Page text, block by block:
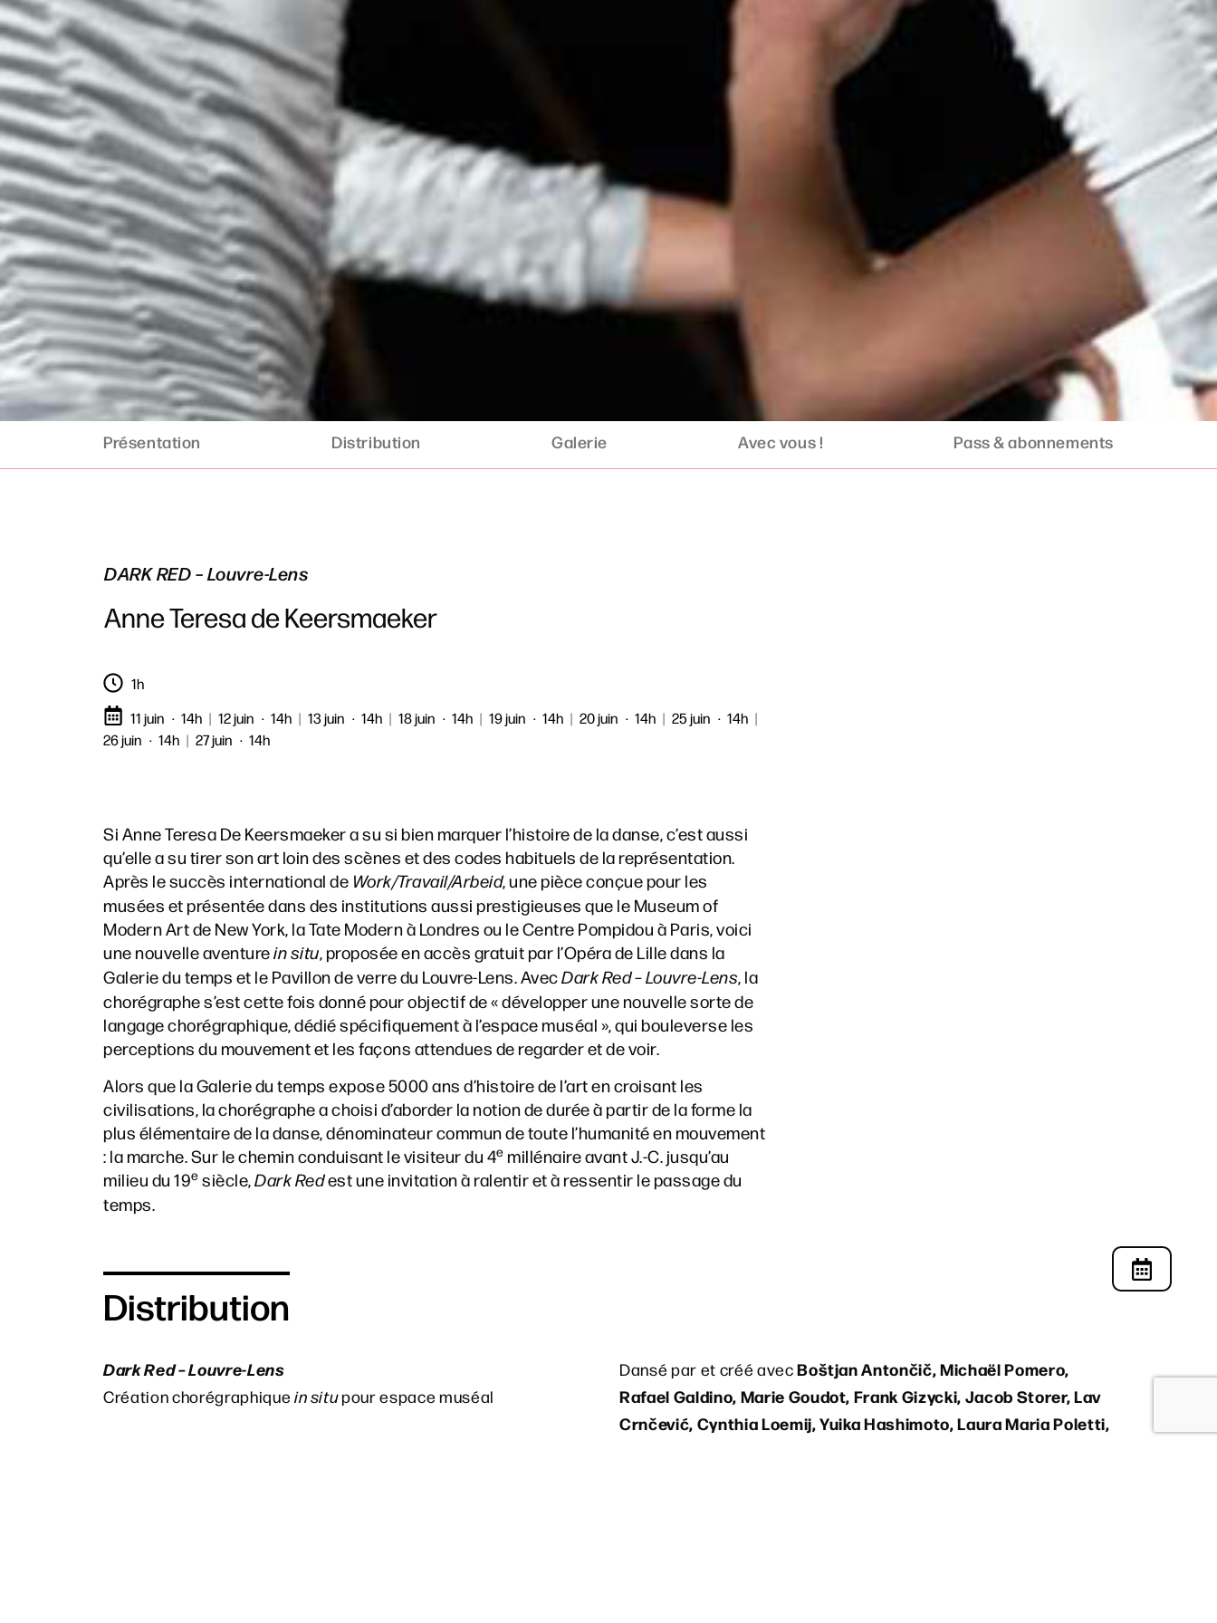
Présentation Distribution Galerie Avec vous ! Pass & abonnements
DARK RED – Louvre-Lens
Anne Teresa de Keersmaeker
1h
11 juin
14h | 12 juin 14h | 13 juin 14h | 18 juin 14h | 19 juin 14h | 20 juin 14h | 25 juin 14h |
26 juin
14h | 27 juin 14h
Si Anne Teresa De Keersmaeker a su si bien marquer l’histoire de la danse, c’est aussi
qu’elle a su tirer son art loin des scènes et des codes habituels de la représentation.
Après le succès international de Work/Travail/Arbeid, une pièce conçue pour les
musées et présentée dans des institutions aussi prestigieuses que le Museum of
Modern Art de New York, la Tate Modern à Londres ou le Centre Pompidou à Paris, voici
une nouvelle aventurein situ, proposée en accès gratuit par l’Opéra de Lille dans la
Galerie du temps et le Pavillon de verre du Louvre-Lens. AvecDark Red – Louvre-Lens, la
chorégraphe s’est cette fois donné pour objectif de « développer une nouvelle sorte de
langage chorégraphique, dédié spécifiquement à l’espace muséal », qui bouleverse les
perceptions du mouvement et les façons attendues de regarder et de voir.
Alors que la Galerie du temps expose 5000 ans d’histoire de l’art en croisant les
civilisations, la chorégraphe a choisi d’aborder la notion de durée à partir de la forme la
plus élémentaire de la danse, dénominateur commun de toute l’humanité en mouvement
: la marche. Sur le chemin conduisant le visiteur du 4e millénaire avant J.-C. jusqu’au
milieu du 19e siècle,Dark Redest une invitation à ralentir et à ressentir le passage du
temps.
Distribution
Dark Red – Louvre-Lens
Création chorégraphique in situpour espace muséal
Dansé par et créé avecBoštjan Antončič, Michaël Pomero,
Rafael Galdino, Marie Goudot, Frank Gizycki, Jacob Storer, Lav
Crnčević, Cynthia Loemij, Yuika Hashimoto, Laura Maria Poletti,